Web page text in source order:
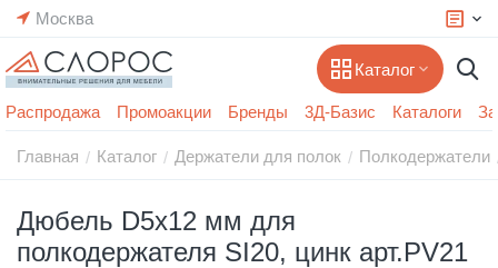
Москва
Каталог
Распродажа Промоакции Бренды 3Д-Базис Каталоги
Главная / Каталог / Держатели для полок / Полкодержатели
Дюбель D5х12 мм для
полкодержателя SI20, цинк арт.PV21